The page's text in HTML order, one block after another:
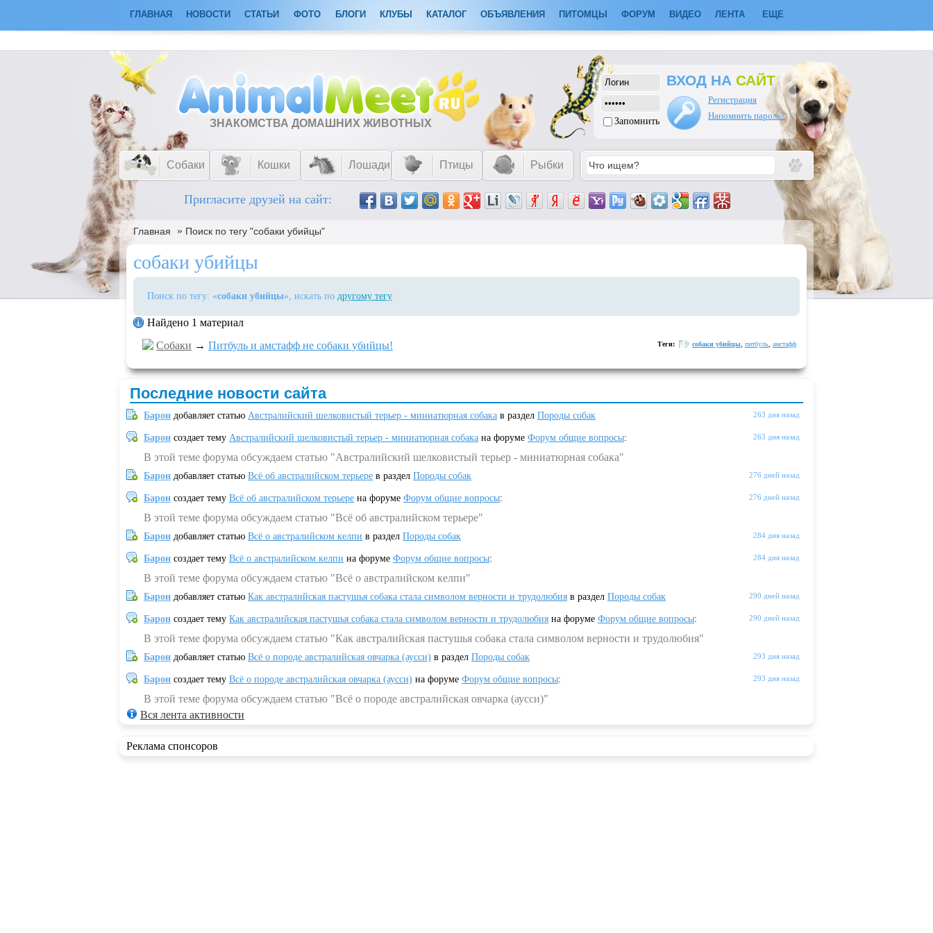
ГЛАВНАЯ НОВОСТИ СТАТЬИ ФОТО БЛОГИ КЛУБЫ КАТАЛОГ ОБЪЯВЛЕНИЯ ПИТОМЦЫ ФОРУМ ВИДЕО ЛЕНТА ЕЩЕ
ЗНАКОМСТВА ДОМАШНИХ ЖИВОТНЫХ Запомнить
ВХОД НА САЙТ
Регистрация
Напомнить пароль?
Собаки Кошки Лошади Птицы Рыбки
Пригласите друзей на сайт:
Главная » Поиск по тегу "собаки убийцы"
собаки убийцы
Поиск по тегу: «собаки убийцы», искать по другому тегу
Найдено 1 материал
Собаки → Питбуль и амстафф не собаки убийцы! Теги: собаки убийцы питбуль амстафф
Последние новости сайта
263 дня назад
Барон добавляет статью Австралийский шелковистый терьер - миниатюрная собака в раздел Породы собак
263 дня назад
Барон создает тему Австралийский шелковистый терьер - миниатюрная собака на форуме Форум общие вопросы:
В этой теме форума обсуждаем статью "Австралийский шелковистый терьер - миниатюрная собака"
276 дней назад
Барон добавляет статью Всё об австралийском терьере в раздел Породы собак
276 дней назад
Барон создает тему Всё об австралийском терьере на форуме Форум общие вопросы:
В этой теме форума обсуждаем статью "Всё об австралийском терьере"
284 дня назад
Барон добавляет статью Всё о австралийском келпи в раздел Породы собак
284 дня назад
Барон создает тему Всё о австралийском келпи на форуме Форум общие вопросы:
В этой теме форума обсуждаем статью "Всё о австралийском келпи"
290 дней назад
Барон добавляет статью Как австралийская пастушья собака стала символом верности и трудолюбия в раздел Породы собак
290 дней назад
Барон создает тему Как австралийская пастушья собака стала символом верности и трудолюбия на форуме Форум общие вопросы:
В этой теме форума обсуждаем статью "Как австралийская пастушья собака стала символом верности и трудолюбия"
293 дня назад
Барон добавляет статью Всё о породе австралийская овчарка (аусси) в раздел Породы собак
293 дня назад
Барон создает тему Всё о породе австралийская овчарка (аусси) на форуме Форум общие вопросы:
В этой теме форума обсуждаем статью "Всё о породе австралийская овчарка (аусси)"
Вся лента активности
Реклама спонсоров